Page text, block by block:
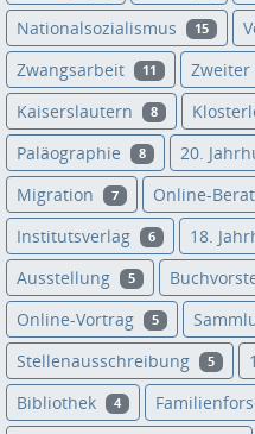
Nationalsozialismus 15
Zwangsarbeit 11 Zweiter
Kaiserslautern 8
Paläographie 8 20.
Migration 7 Online-
Institutsverlag 6 18.
Ausstellung 5
Online-Vortrag 5
Stellenausschreibung 5
Bibliothek 4